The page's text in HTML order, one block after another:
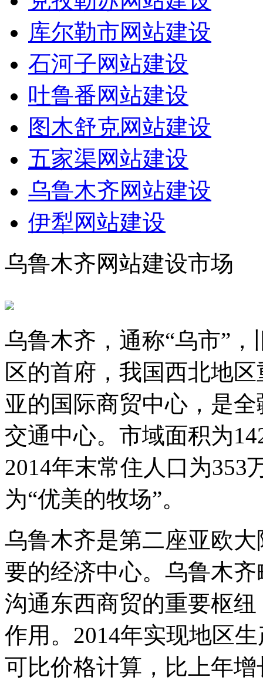
库尔勒市网站建设
石河子网站建设
吐鲁番网站建设
图木舒克网站建设
五家渠网站建设
乌鲁木齐网站建设
伊犁网站建设
乌鲁木齐网站建设市场
乌鲁木齐，通称“乌市”
区的首府，我国西北地
亚的国际商贸中心，是
交通中心。市域面积为
2014年末常住人口为353
为“优美的牧场”。
乌鲁木齐是第二座亚欧
要的经济中心。乌鲁木
沟通东西商贸的重要枢
作用。2014年实现地区
可比价格计算，比上年